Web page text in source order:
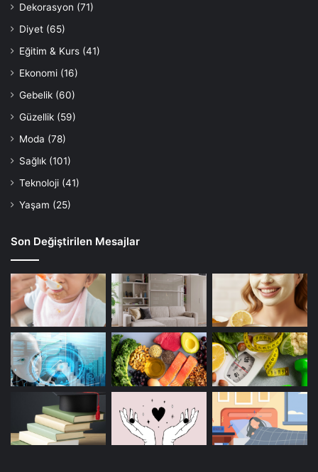
Dekorasyon (71)
Diyet (65)
Eğitim & Kurs (41)
Ekonomi (16)
Gebelik (60)
Güzellik (59)
Moda (78)
Sağlık (101)
Teknoloji (41)
Yaşam (25)
Son Değiştirilen Mesajlar